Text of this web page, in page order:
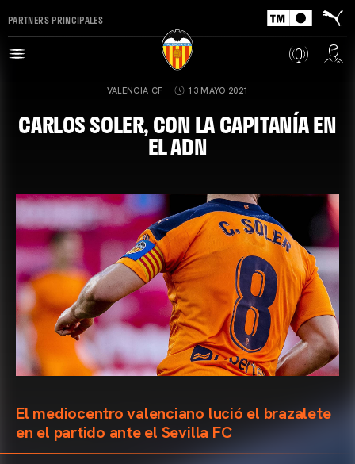
PARTNERS PRINCIPALES
VALENCIA CF 13 MAYO 2021
CARLOS SOLER, CON LA CAPITANÍA EN
EL ADN
El mediocentro valenciano lució el brazalete
en el partido ante el Sevilla FC